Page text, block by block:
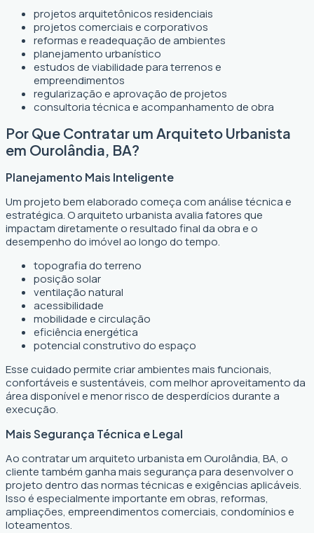
projetos arquitetônicos residenciais
projetos comerciais e corporativos
reformas e readequação de ambientes
planejamento urbanístico
estudos de viabilidade para terrenos e
empreendimentos
regularização e aprovação de projetos
consultoria técnica e acompanhamento de obra
Por Que Contratar um Arquiteto Urbanista
em Ourolândia, BA?
Planejamento Mais Inteligente
Um projeto bem elaborado começa com análise técnica e
estratégica. O arquiteto urbanista avalia fatores que
impactam diretamente o resultado final da obra e o
desempenho do imóvel ao longo do tempo.
topografia do terreno
posição solar
ventilação natural
acessibilidade
mobilidade e circulação
eficiência energética
potencial construtivo do espaço
Esse cuidado permite criar ambientes mais funcionais,
confortáveis e sustentáveis, com melhor aproveitamento da
área disponível e menor risco de desperdícios durante a
execução.
Mais Segurança Técnica e Legal
Ao contratar um arquiteto urbanista em Ourolândia, BA, o
cliente também ganha mais segurança para desenvolver o
projeto dentro das normas técnicas e exigências aplicáveis.
Isso é especialmente importante em obras, reformas,
ampliações, empreendimentos comerciais, condomínios e
loteamentos.